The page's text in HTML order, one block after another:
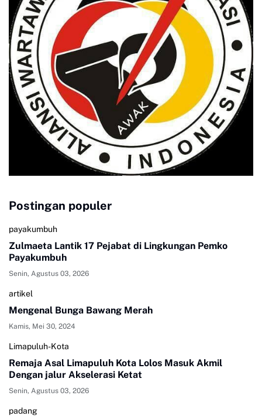
Postingan populer
payakumbuh
Zulmaeta Lantik 17 Pejabat di Lingkungan Pemko
Payakumbuh
Senin, Agustus 03, 2026
artikel
Mengenal Bunga Bawang Merah
Kamis, Mei 30, 2024
Limapuluh-Kota
Remaja Asal Limapuluh Kota Lolos Masuk Akmil
Dengan jalur Akselerasi Ketat
Senin, Agustus 03, 2026
padang